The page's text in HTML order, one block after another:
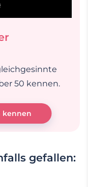
50 kennen.
kennen
gefallen: